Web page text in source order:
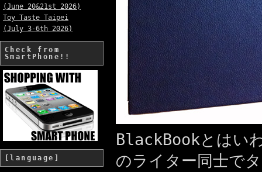
(June 20&21st 2026)
Toy Taste Taipei
(July 3-6th 2026)
Check from
SmartPhone!!
[language]
BlackBookとはい
のライター同士で